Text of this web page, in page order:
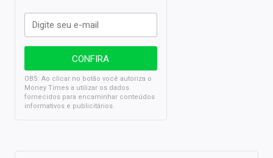
OBS: Ao clicar no botão você autoriza o
Money Times a utilizar os dados
fornecidos para encaminhar conteúdos
informativos e publicitários.